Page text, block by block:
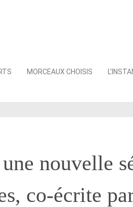
MORCEAUX CHOISIS
nouvelle
co-écrite